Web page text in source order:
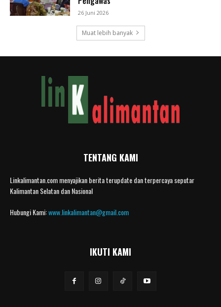
26 Juni 2026
Muat lebih banyak
TENTANG KAMI
Linkalimantan.com menyajikan berita terupdate dan terpercaya seputar
Kalimantan Selatan dan Nasional
Hubungi Kami:www.linkalimantan@gmail.com
IKUTI KAMI